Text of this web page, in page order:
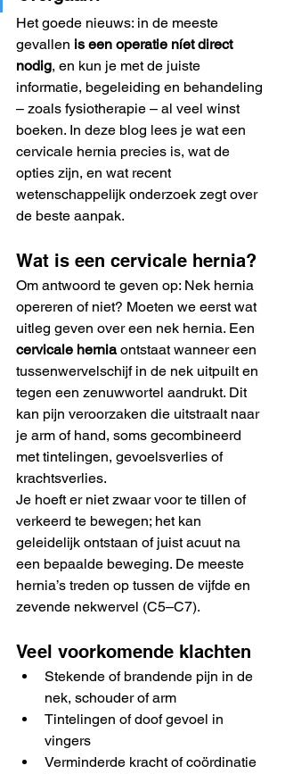
Het goede nieuws: in de meeste
gevallen is een operatie níet direct
nodig, en kun je met de juiste
informatie, begeleiding en behandeling
– zoals fysiotherapie – al veel winst
boeken. In deze blog lees je wat een
cervicale hernia precies is, wat de
opties zijn, en wat recent
wetenschappelijk onderzoek zegt over
de beste aanpak.
Wat is een cervicale hernia?
Om antwoord te geven op: Nek hernia
opereren of niet? Moeten we eerst wat
uitleg geven over een nek hernia. Een
cervicale hernia ontstaat wanneer een
tussenwervelschijf in de nek uitpuilt en
tegen een zenuwwortel aandrukt. Dit
kan pijn veroorzaken die uitstraalt naar
je arm of hand, soms gecombineerd
met tintelingen, gevoelsverlies of
krachtsverlies.
Je hoeft er niet zwaar voor te tillen of
verkeerd te bewegen; het kan
geleidelijk ontstaan of juist acuut na
een bepaalde beweging. De meeste
hernia’s treden op tussen de vijfde en
zevende nekwervel (C5–C7).
Veel voorkomende klachten
Stekende of brandende pijn in de
nek, schouder of arm
Tintelingen of doof gevoel in
vingers
Verminderde kracht of coördinatie